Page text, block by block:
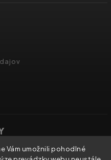
Vám umožnili pohodlné